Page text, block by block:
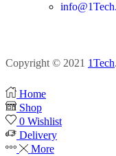
Copyright © 2021 1Tech
Home
Shop
0 Wishlist
Delivery
More